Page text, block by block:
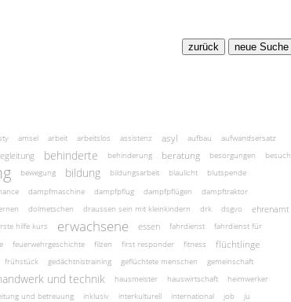
amsel arbeit arbeitslos assistenz asyl aufbau
aufwandsersatz
behinderte behinderung beratung besorgungen
besuch
bewegung bildung bildungsarbeit blaulicht
blutspende
dampfmaschine dampfpflug dampfpflügen
dampftraktor
dolmetschen draussen sein mit kleinkindern drk dsgvo ehrenamt
hilfe kurs erwachsene essen fahrdienst
fahrdienst für
feuerwehrgeschichte filzen first responder fitness flüchtlinge
frühstück gedächtnistraining geflüchtete menschen
gemeinschaft
und technik hausmeister hauswirtschaft
heimwerker
und betreuung inklusiv interkulturell international job
ju